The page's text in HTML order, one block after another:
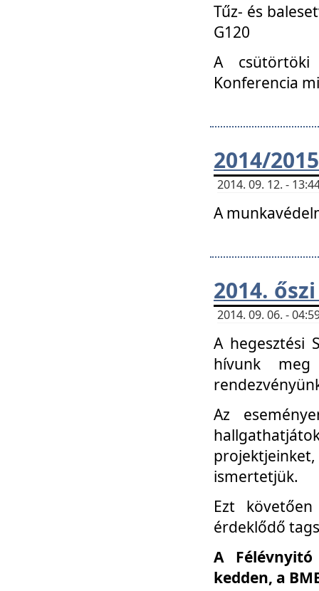
Tűz- és
G120
A csütörtöki
Konferencia
2014/
2014. 09. 12. -
A
2014.
2014. 09. 06. -
A hegesztési
hívunk
Az
ismertetjük.
Ezt
érdeklődő
A
kedden, a